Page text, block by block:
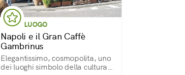
LUOGO
Napoli e il Gran Caffè
Gambrinus
Elegantissimo, cosmopolita, uno
dei luoghi simbolo della cultura